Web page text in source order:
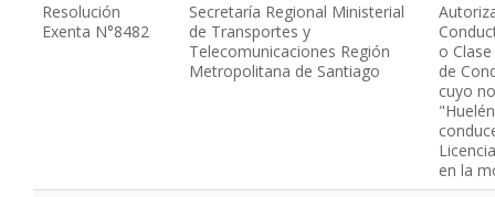
Resolución
Exenta N°8482
Secretaría Regional Ministerial
de Transportes y
Telecomunicaciones Región
Metropolitana de Santiago
o
de
cuyo
en la